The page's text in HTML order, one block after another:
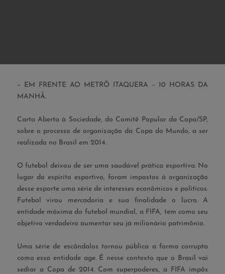
– EM FRENTE AO METRÔ ITAQUERA – 10 HORAS DA
MANHÃ.
Carta Aberta à Sociedade, do Comitê Popular da Copa/SP,
sobre o processo de organização da Copa do Mundo, a ser
realizada no Brasil em 2014.
O futebol deixou de ser uma saudável prática esportiva. No
lugar do espírito esportivo, foram impostos à organização
desse esporte uma série de interesses econômicos e políticos.
Futebol virou mercadoria e sua finalidade o lucro. A
entidade máxima do futebol mundial, a FIFA, tem como seu
objetivo verdadeiro aumentar seu já milionário patrimônio.
Uma série de escândalos tornou pública a forma corrupta
como essa entidade age. É nesse contexto que o Brasil vai
sediar a Copa de 2014. Com superpoderes, a FIFA impôs